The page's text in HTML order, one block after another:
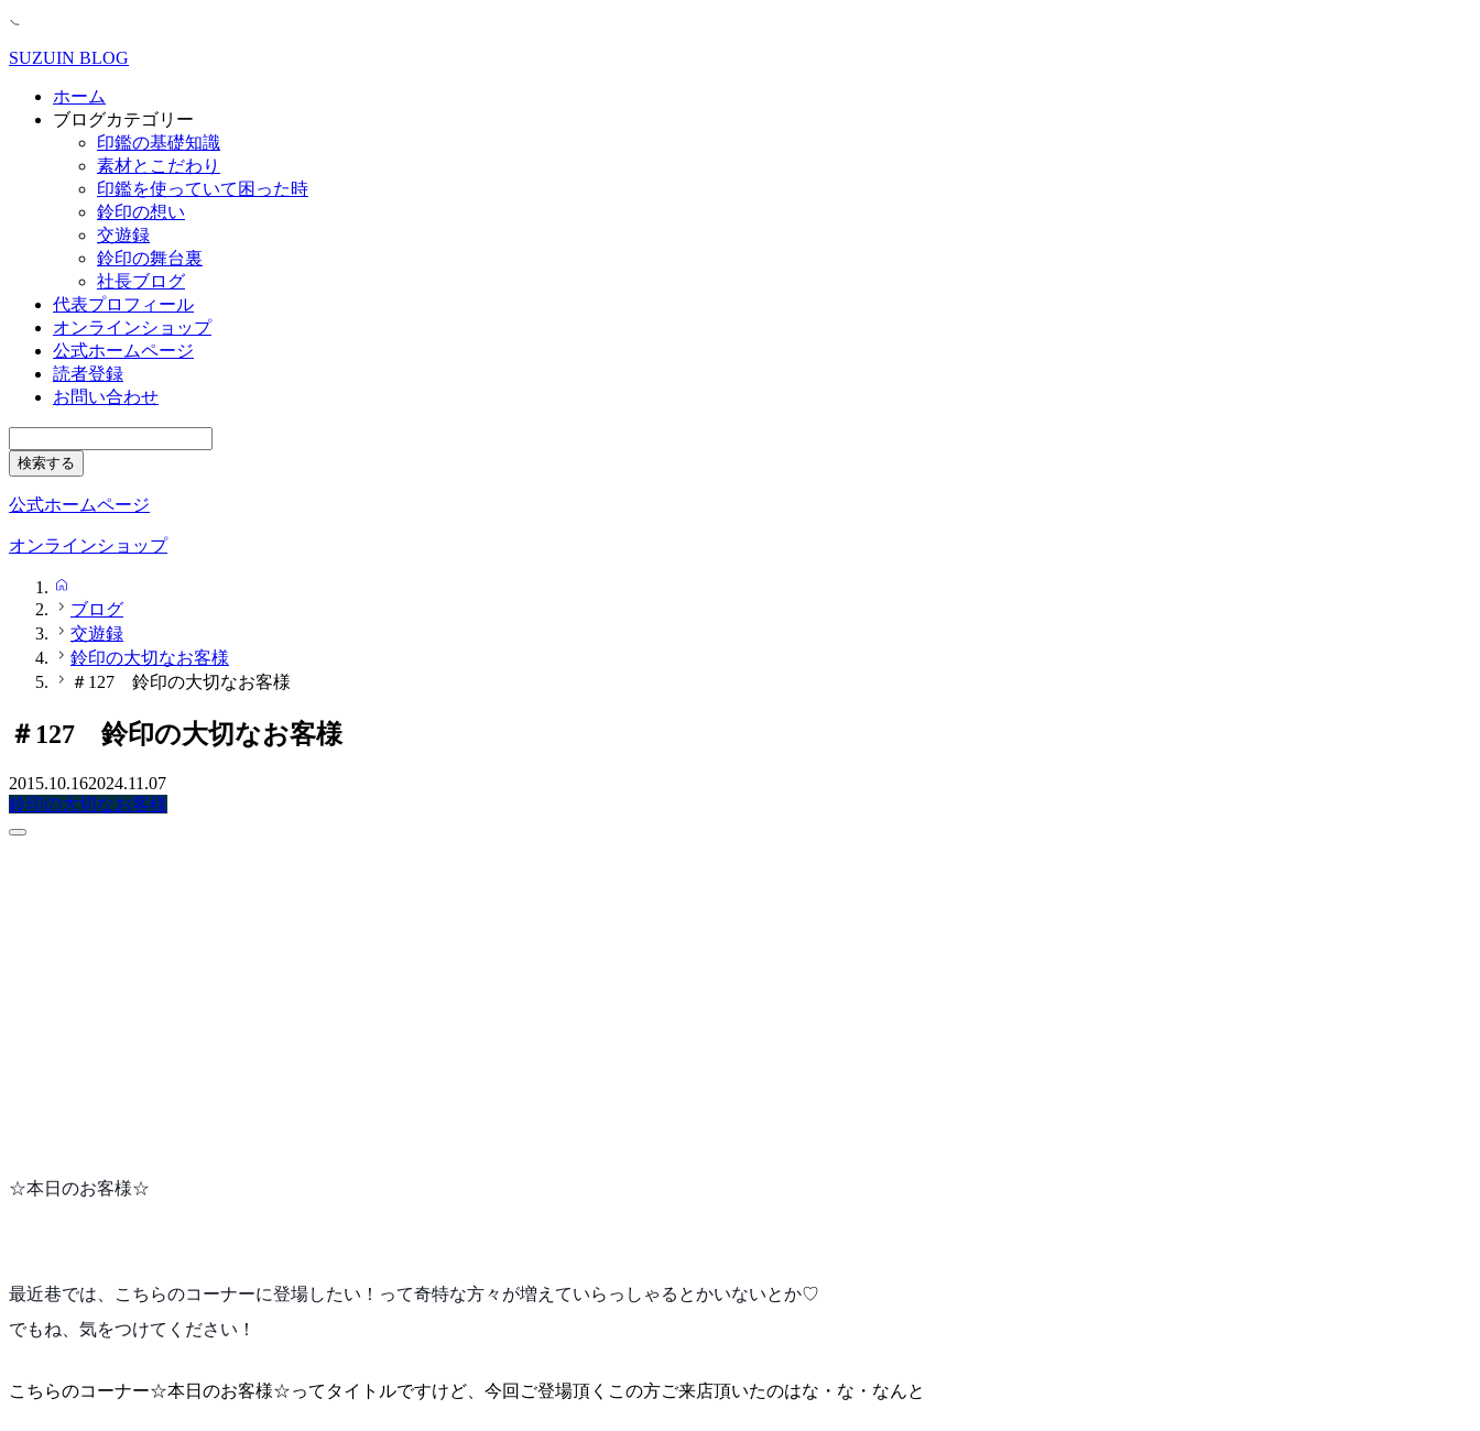
SUZUIN BLOG
ホーム
ブログカテゴリー
印鑑の基礎知識
素材とこだわり
印鑑を使っていて困った時
鈴印の想い
交遊録
鈴印の舞台裏
社長ブログ
代表プロフィール
オンラインショップ
公式ホームページ
読者登録
お問い合わせ
公式ホームページ
オンラインショップ
ブログ
交遊録
鈴印の大切なお客様
＃127 鈴印の大切なお客様
＃127 鈴印の大切なお客様
2015.10.162024.11.07
鈴印の大切なお客様
☆本日のお客様☆
最近巷では、こちらのコーナーに登場したい！って奇特な方々が増えていらっしゃるとかいないとか♡
でもね、気をつけてください！
こちらのコーナー☆本日のお客様☆ってタイトルですけど 、今回ご登場頂くこの方ご来店頂いたのはな・な・なんと